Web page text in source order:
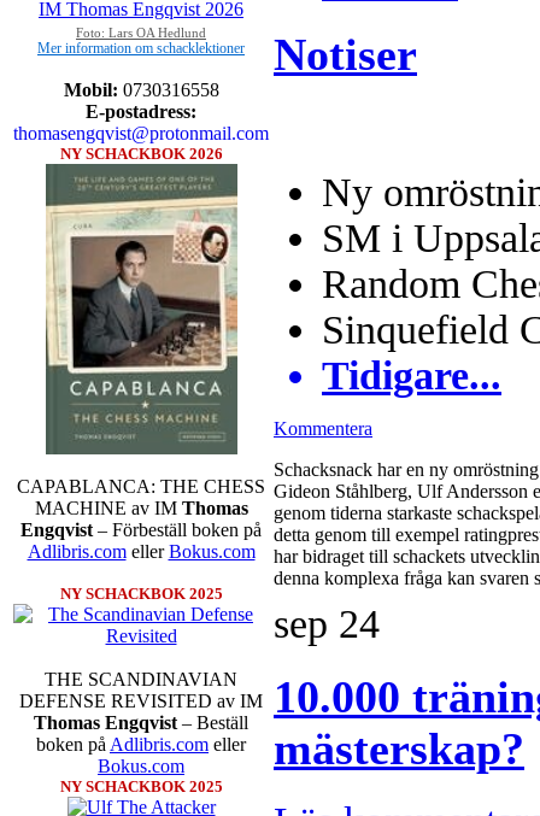
Foto: Lars OA Hedlund
Mer information om schacklektioner
Mobil: 0730316558
E-postadress:
thomasengqvist@protonmail.com
NY SCHACKBOK 2026
CAPABLANCA: THE CHESS
MACHINE av IM Thomas
Engqvist – Förbeställ boken på
Adlibris.comellerBokus.com
NY SCHACKBOK 2025
THE SCANDINAVIAN
DEFENSE REVISITED av IM
Thomas Engqvist – Beställ
boken på Adlibris.com eller
Bokus.com
NY SCHACKBOK 2025
Notiser
Ny
SM i
Random
Sinquefield
Tidigare...
Kommentera
Schacksnack har en ny
Gideon Ståhlberg, Ulf Andersson
genom tiderna starkaste
detta genom till exempel
har bidraget till schackets
denna komplexa fråga kan svaren
sep 24
10.000
mästerskap?